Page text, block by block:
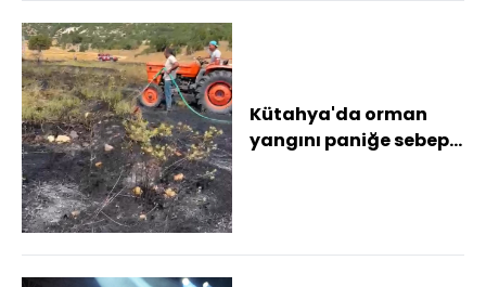
Kütahya'da orman
yangını paniğe sebep